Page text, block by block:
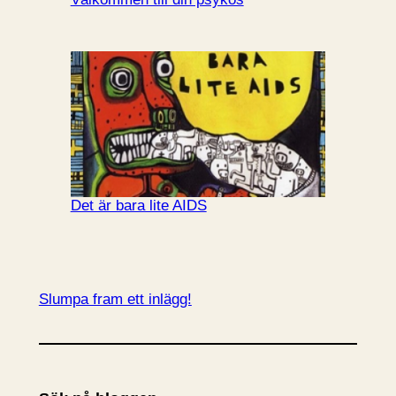
Det är bara lite AIDS
Slumpa fram ett inlägg!